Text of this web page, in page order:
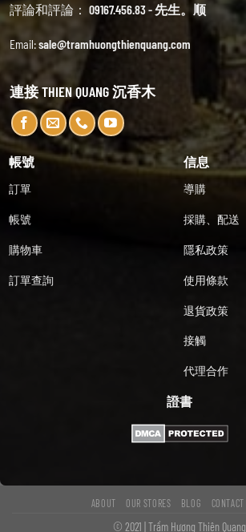
評論和評論： 09167.456.83 - 先生。顺
Email:sale@tramhuongthienquang.com
連接 THIEN QUANG 沉香木
帳號
訂單
帳號
購物車
訂單查詢
信息
導購
採購、配送
隱私政策
使用條款
退貨政策
接觸
代理合作
證書
ABOUT OUR STORES BLOG CONTACT
© 2021 | Trầm Hương Thiên Quang